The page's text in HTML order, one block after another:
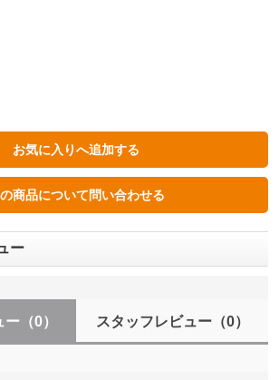
ー
ー （0） スタッフレビュー（0）